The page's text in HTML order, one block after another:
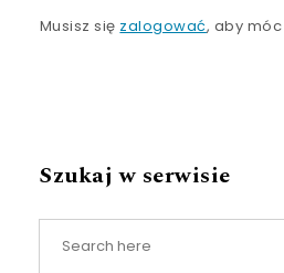
Musisz się zalogować, aby
Szukaj w serwisie